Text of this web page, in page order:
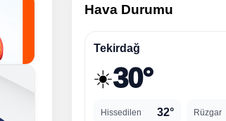
Hava Durumu
Tekirdağ
☀️30°
Hissedilen 32° Rüzgar